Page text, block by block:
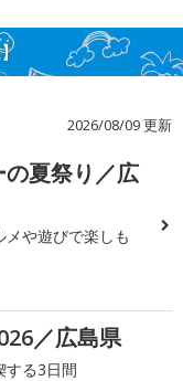
2026/08/09 更新
夏祭り／広
や遊びで楽しも
／広島県
する3日間